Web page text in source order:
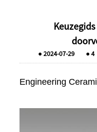
●2024-07-29 ●4
Engineering